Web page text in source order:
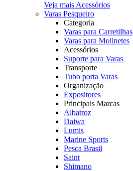
Veja mais Acessórios
Varas Pesqueiro
Categoria
Varas para Carretilhas
Varas para Molinetes
Acessórios
Suporte para Varas
Transporte
Tubo porta Varas
Organização
Expositores
Principais Marcas
Albatroz
Daiwa
Lumis
Marine Sports
Pesca Brasil
Saint
Shimano